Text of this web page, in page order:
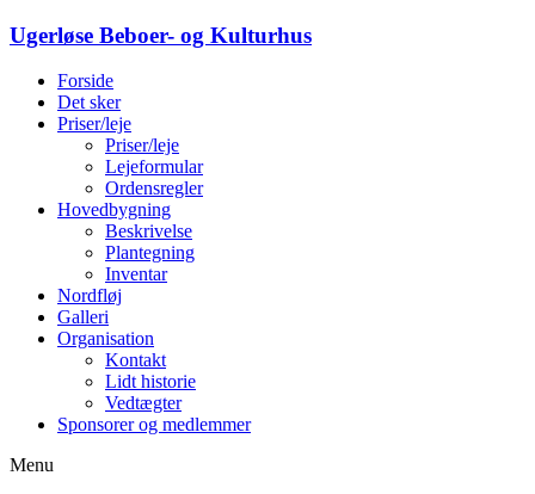
Ugerløse Beboer- og Kulturhus
Forside
Det sker
Priser/leje
Priser/leje
Lejeformular
Ordensregler
Hovedbygning
Beskrivelse
Plantegning
Inventar
Nordfløj
Galleri
Organisation
Kontakt
Lidt historie
Vedtægter
Sponsorer og medlemmer
Menu